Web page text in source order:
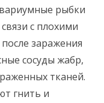
рыбки
с плохими
заражения
сосуды жабр,
тканей.
гнить и